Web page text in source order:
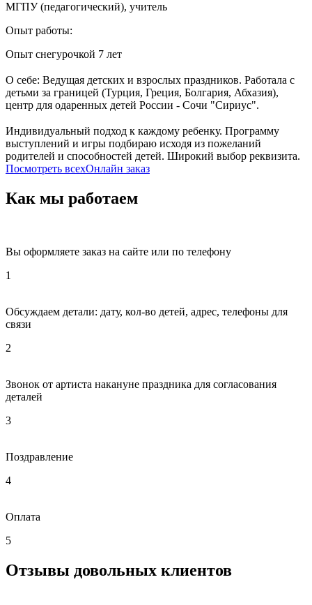
МГПУ (педагогический), учитель
Опыт работы:
Опыт снегурочкой 7 лет
О себе: Ведущая детских и взрослых праздников. Работала с
детьми за границей (Турция, Греция, Болгария, Абхазия),
центр для одаренных детей России - Сочи "Сириус".
Индивидуальный подход к каждому ребенку. Программу
выступлений и игры подбираю исходя из пожеланий
родителей и способностей детей. Широкий выбор реквизита.
Посмотреть всеxОнлайн заказ
Как мы работаем
Вы оформляете заказ на сайте или по телефону
1
Обсуждаем детали: дату, кол-во детей, адрес, телефоны для
связи
2
Звонок от артиста накануне праздника для согласования
деталей
3
Поздравление
4
Оплата
5
Отзывы довольных клиентов